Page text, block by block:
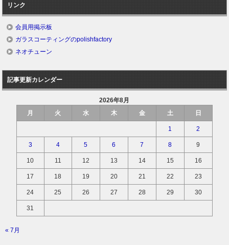
リンク
会員用掲示板
ガラスコーティングのpolishfactory
ネオチューン
記事更新カレンダー
2026年8月
月
火 水 木 金 土 日
1 2
3 4 5 6 7 8 9
10 11 12 13 14 15 16
17 18 19 20 21 22 23
24 25 26 27 28 29 30
31
« 7月